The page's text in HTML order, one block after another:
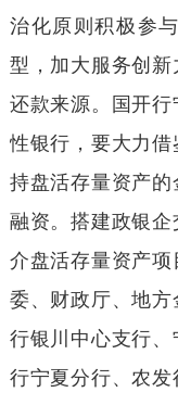
治化原则积极参
型，加大服务创
还款来源。国开
性银行，要大力
持盘活存量资产的
融资。搭建政银
介盘活存量资产
委、财政厅、地
行银川中心支行
行宁夏分行、农